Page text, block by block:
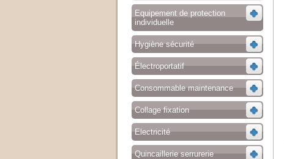
Equipement de protection
individuelle
Hygiène sécurité
Électroportatif
Consommable maintenance
Collage fixation
Electricité
Quincaillerie serrurerie